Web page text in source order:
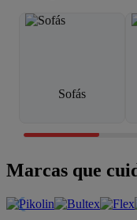
Sofás
Marcas que